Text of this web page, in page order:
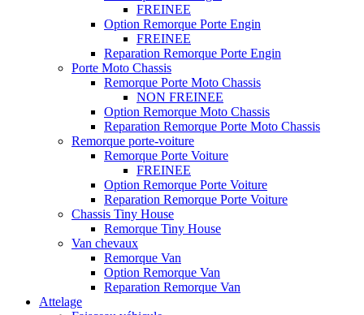
FREINEE
Option Remorque Porte Engin
FREINEE
Reparation Remorque Porte Engin
Porte Moto Chassis
Remorque Porte Moto Chassis
NON FREINEE
Option Remorque Moto Chassis
Reparation Remorque Porte Moto Chassis
Remorque porte-voiture
Remorque Porte Voiture
FREINEE
Option Remorque Porte Voiture
Reparation Remorque Porte Voiture
Chassis Tiny House
Remorque Tiny House
Van chevaux
Remorque Van
Option Remorque Van
Reparation Remorque Van
Attelage